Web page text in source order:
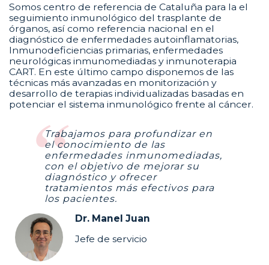
Somos centro de referencia de Cataluña para la el
seguimiento inmunológico del trasplante de
órganos, así como referencia nacional en el
diagnóstico de enfermedades autoinflamatorias,
Inmunodeficiencias primarias, enfermedades
neurológicas inmunomediadas y inmunoterapia
CART. En este último campo disponemos de las
técnicas más avanzadas en monitorización y
desarrollo de terapias individualizadas basadas en
potenciar el sistema inmunológico frente al cáncer.
Trabajamos para profundizar en
el conocimiento de las
enfermedades inmunomediadas,
con el objetivo de mejorar su
diagnóstico y ofrecer
tratamientos más efectivos para
los pacientes.
Dr. Manel Juan
Jefe de servicio